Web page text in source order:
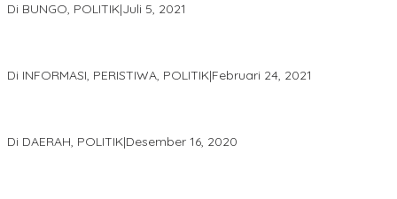
Di BUNGO, POLITIK|Juli 5, 2021
Di INFORMASI, PERISTIWA, POLITIK|Februari 24, 2021
Di DAERAH, POLITIK|Desember 16, 2020